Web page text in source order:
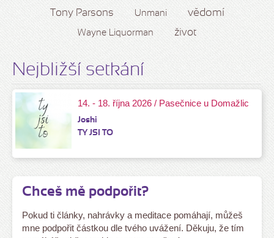
Tony Parsons Unmani vědomí
Wayne Liquorman život
Nejbližší setkání
14. - 18. října 2026 / Pasečnice u Domažlic
Joshi
TY JSI TO
Chceš mě podpořit?
Pokud ti články, nahrávky a meditace pomáhají, můžeš
mne podpořit částkou dle tvého uvážení. Děkuju, že tím